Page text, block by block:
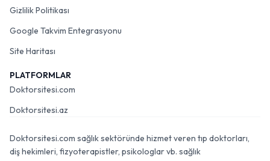
Gizlilik Politikası
Google Takvim Entegrasyonu
Site Haritası
PLATFORMLAR
Doktorsitesi.com
Doktorsitesi.az
Doktorsitesi.com sağlık sektöründe hizmet veren tıp doktorları,
diş hekimleri, fizyoterapistler, psikologlar vb. sağlık